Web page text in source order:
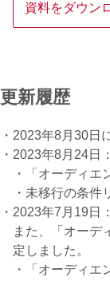
資料をダウン
更新履歴
2023年8月30日
2023年8月24日
・「オーディエ
・未移行の条件
2023年7月19日
また、「オーデ
定しました。
・「オーディ